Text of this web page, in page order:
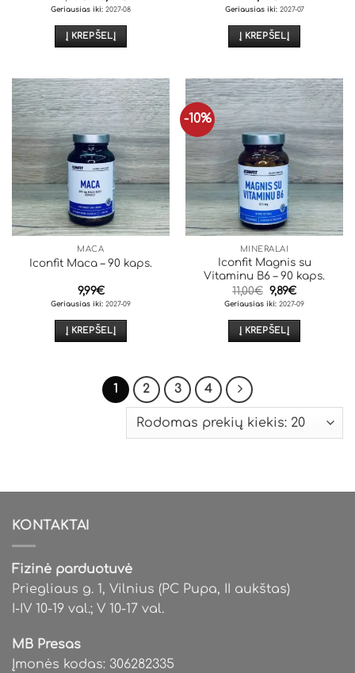
price
14,00€.
price
12,89€.
Geriausias iki: 2027-08
Į KREPŠELĮ
Geriausias iki:2027-07
Į KREPŠELĮ
MACA
Iconfit Maca – 90 kaps.
9,99€
Geriausias iki: 2027-09
Į KREPŠELĮ
-10%
MINERALAI
Iconfit Magnis su
Vitaminu B6 – 90 kaps.
11,00€ Original
price
11,00€.
9,89€Current
price
9,89€.
Geriausias iki: 2027-09
Į KREPŠELĮ
1 2 3 4
KONTAKTAI
Fizinė parduotuvė
Priegliaus g. 1, Vilnius (PC Pupa, II aukštas)
I-IV 10-19 val.; V 10-17 val.
MB Presas
Įmonės kodas: 306282335